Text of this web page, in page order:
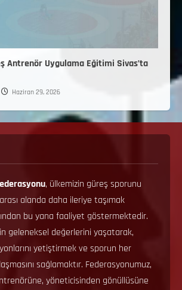
Antrenör Uygulama Eğitimi Sivas’ta
Haziran 29, 2026
, ülkemizin güreş sporunu
alanda daha ileriye taşımak
bu yana faaliyet göstermektedir.
geleneksel değerlerini yaşatarak,
yetiştirmek ve sporun her
sağlamaktır. Federasyonumuz,
yöneticisinden gönüllüsüne